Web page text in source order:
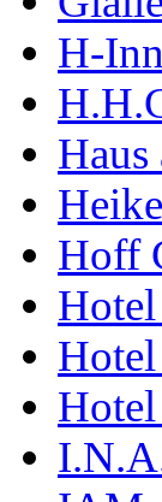
H-
Haus
Hoff